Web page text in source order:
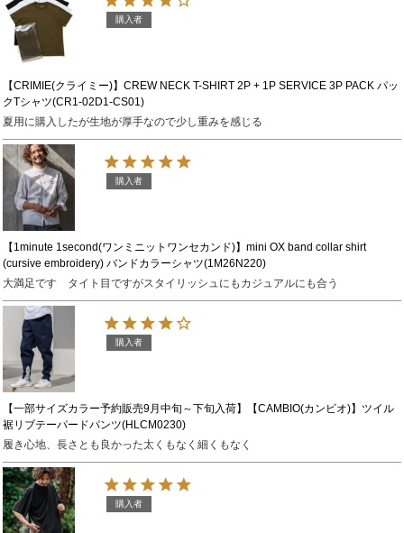
i
o
n
【CRIMIE(クライミー)】CREW NECK T-SHIRT 2P + 1P SERVICE 3P PACK パッ
クTシャツ(CR1-02D1-CS01)
購入者
夏用に購入したが生地が厚手なので少し重みを感じる
【1minute 1second(ワンミニットワンセカンド)】mini OX band collar shirt
(cursive embroidery) バンドカラーシャツ(1M26N220)
購入者
大満足です　タイト目ですがスタイリッシュにもカジュアルにも合う
【一部サイズカラー予約販売9月中旬～下旬入荷】【CAMBIO(カンビオ)】ツイル
裾リブテーパードパンツ(HLCM0230)
購入者
履き心地、長さとも良かった太くもなく細くもなく
購入者